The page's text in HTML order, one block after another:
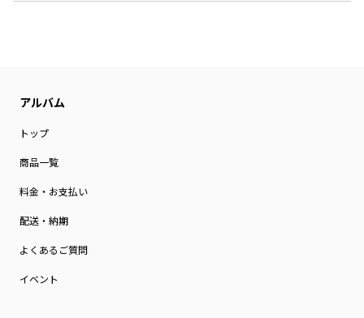
トップ
商品一覧
料金・お支払い
配送・納期
よくあるご質問
イベント